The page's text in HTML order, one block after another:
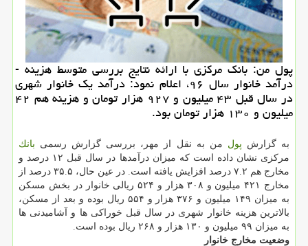
پول من: بانك مركزی با ارائه نتایج بررسی متوسط هزینه -
درآمد خانوار سال ۹۶، اعلام نمود: درآمد یك خانوار شهری
در سال قبل ۴۳ میلیون و ۹۲۷ هزار تومان و هزینه هم ۴۲
میلیون و ۱۳۰ هزار تومان بود.
به گزارش پول من به نقل از مهر، بررسی گزارش رسمی بانك
مركزی نشان داده است كه میزان درآمدها در سال قبل ۱۲ درصد و
مخارج هم ۷.۲ درصد افزایش یافته است. در عین حال، ۳۵.۵ درصد از
مخارج ۴۲۱ میلیون و ۳۰۸ هزار و ۵۲۴ ریالی خانوار در بخش مسكن
به میزان ۱۴۹ میلیون و ۳۷۶ هزار و ۵۵۴ ریال بوده و بعد از مسكن،
بالاترین هزینه خانوار شهری در سال قبل خوراكی ها و آشامیدنی ها
به میزان ۹۹ میلیون و ۱۳۰ هزار و ۲۶۸ ریال بوده است.
وضعیت مخارج خانوار